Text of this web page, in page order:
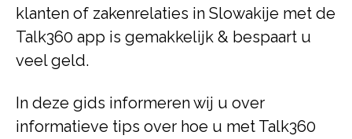
klanten of zakenrelaties in Slowakije met de
Talk360 app is gemakkelijk & bespaart u
veel geld.
In deze gids informeren wij u over
informatieve tips over hoe u met Talk360